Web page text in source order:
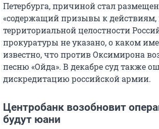
Петербурга, причиной стал
«содержащий призывы к
территориальной целостности
прокуратуры не указано, о каком
известно, что против Оксимирона
песню «Ойда». В декабре суд также
дискредитацию российской армии.
Центробанк возобновит
будут юани